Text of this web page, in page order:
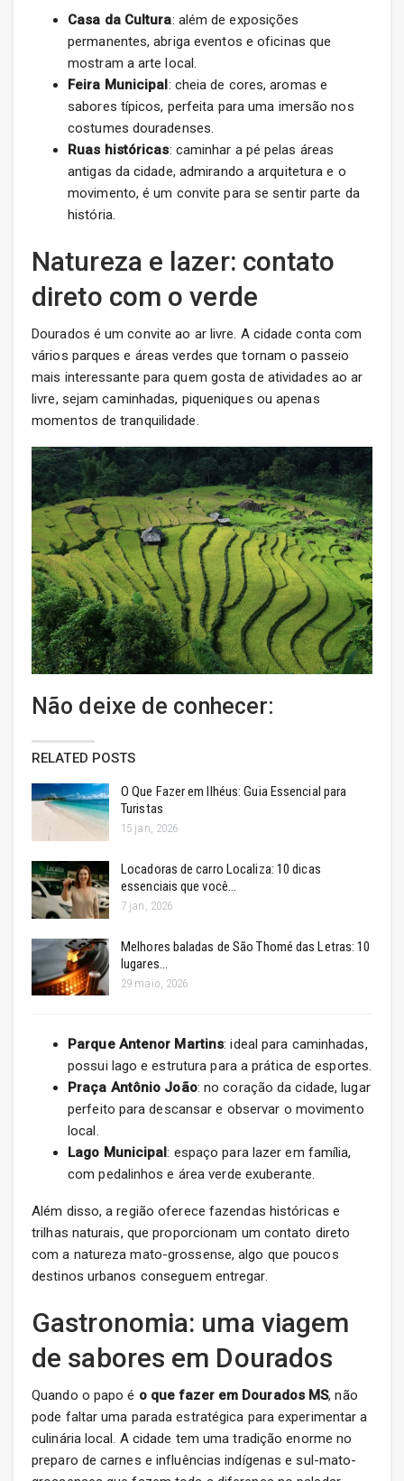
Casa da Cultura: além de exposições
permanentes, abriga eventos e oficinas que
mostram a arte local.
Feira Municipal: cheia de cores, aromas e
sabores típicos, perfeita para uma imersão nos
costumes douradenses.
Ruas históricas: caminhar a pé pelas áreas
antigas da cidade, admirando a arquitetura e o
movimento, é um convite para se sentir parte da
história.
Natureza e lazer: contato
direto com o verde
Dourados é um convite ao ar livre. A cidade conta com
vários parques e áreas verdes que tornam o passeio
mais interessante para quem gosta de atividades ao ar
livre, sejam caminhadas, piqueniques ou apenas
momentos de tranquilidade.
Não deixe de conhecer:
RELATED POSTS
O Que Fazer em Ilhéus: Guia Essencial para
Turistas
15 jan, 2026
Locadoras de carro Localiza: 10 dicas
essenciais que você…
7 jan, 2026
Melhores baladas de São Thomé das Letras: 10
lugares…
29 maio, 2026
Parque Antenor Martins: ideal para caminhadas,
possui lago e estrutura para a prática de esportes.
Praça Antônio João: no coração da cidade, lugar
perfeito para descansar e observar o movimento
local.
Lago Municipal: espaço para lazer em família,
com pedalinhos e área verde exuberante.
Além disso, a região oferece fazendas históricas e
trilhas naturais, que proporcionam um contato direto
com a natureza mato-grossense, algo que poucos
destinos urbanos conseguem entregar.
Gastronomia: uma viagem
de sabores em Dourados
Quando o papo é o que fazer em Dourados MS, não
pode faltar uma parada estratégica para experimentar a
culinária local. A cidade tem uma tradição enorme no
preparo de carnes e influências indígenas e sul-mato-